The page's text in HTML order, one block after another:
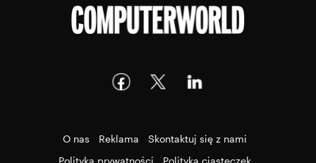
O nas Reklama
Skontaktuj się z nami
Polityka prywatności
Polityka ciasteczek